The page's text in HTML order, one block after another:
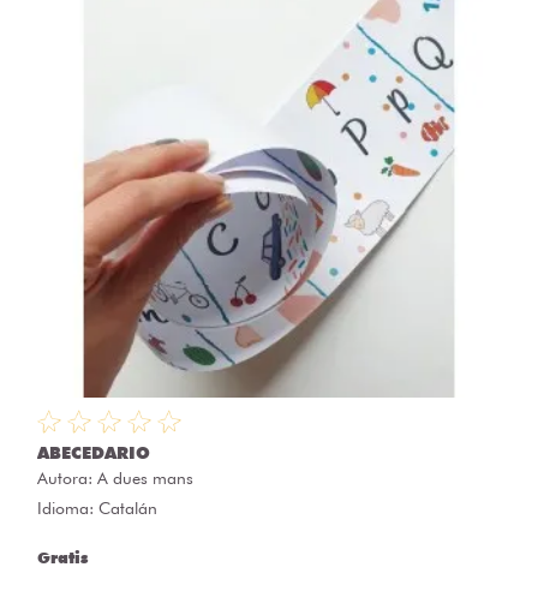
ABECEDARIO
Autora: A dues mans
Idioma: Catalán
Gratis